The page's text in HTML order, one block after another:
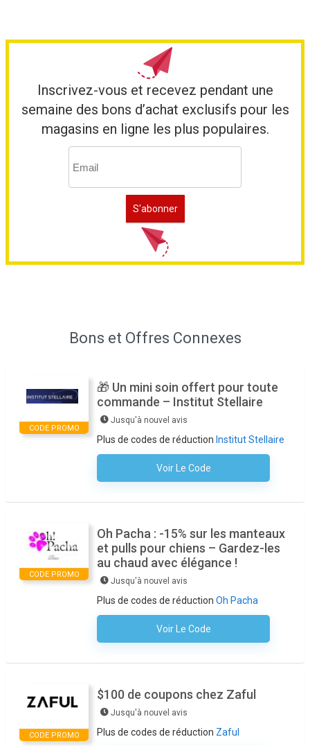
Inscrivez-vous et recevez pendant une
semaine des bons d’achat exclusifs pour les
magasins en ligne les plus populaires.
Bons et Offres Connexes
CODE PROMO
🎁 Un mini soin offert pour toute
commande – Institut Stellaire
Jusqu'à nouvel avis
Plus de codes de réduction Institut Stellaire
Voir Le Code
Aucun Code N'est Nécessaire
CODE PROMO
Oh Pacha : -15% sur les manteaux
et pulls pour chiens – Gardez-les
au chaud avec élégance !
Jusqu'à nouvel avis
Plus de codes de réduction Oh Pacha
Voir Le Code
Aucun Code N'est Nécessaire
CODE PROMO
$100 de coupons chez Zaful
Jusqu'à nouvel avis
Plus de codes de réduction Zaful